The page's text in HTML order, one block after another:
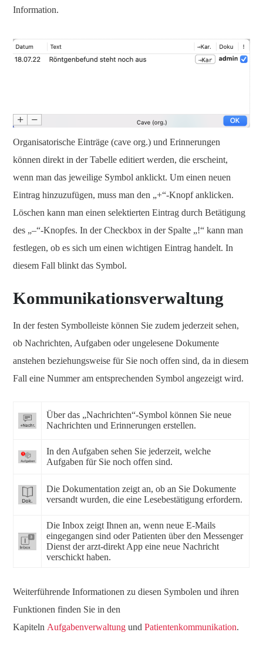
Information.
Organisatorische Einträge (cave org.) und Erinnerungen
können direkt in der Tabelle editiert werden, die erscheint,
wenn man das jeweilige Symbol anklickt. Um einen neuen
Eintrag hinzuzufügen, muss man den „+“-Knopf anklicken.
Löschen kann man einen selektierten Eintrag durch Betätigung
des „–“-Knopfes. In der Checkbox in der Spalte „!“ kann man
festlegen, ob es sich um einen wichtigen Eintrag handelt. In
diesem Fall blinkt das Symbol.
Kommunikationsverwaltung
In der festen Symbolleiste können Sie zudem jederzeit sehen,
ob Nachrichten, Aufgaben oder ungelesene Dokumente
anstehen beziehungsweise für Sie noch offen sind, da in diesem
Fall eine Nummer am entsprechenden Symbol angezeigt wird.
Über das „Nachrichten“-Symbol können Sie neue
Nachrichten und Erinnerungen erstellen.
In den Aufgaben sehen Sie jederzeit, welche
Aufgaben für Sie noch offen sind.
Die Dokumentation zeigt an, ob an Sie Dokumente
versandt wurden, die eine Lesebestätigung erfordern.
Die Inbox zeigt Ihnen an, wenn neue E-Mails
eingegangen sind oder Patienten über den Messenger
Dienst der arzt-direkt App eine neue Nachricht
verschickt haben.
Weiterführende Informationen zu diesen Symbolen und ihren
Funktionen finden Sie in den
Kapiteln Aufgabenverwaltung und Patientenkommunikation.